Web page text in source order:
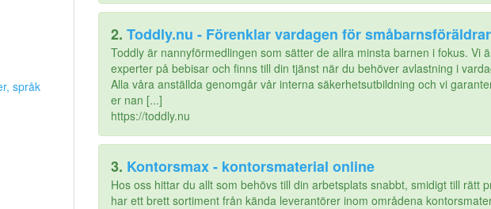
språk
2. Toddly.nu - Förenklar vardagen för småbarnsföräldrar
Toddly är nannyförmedlingen som sätter de allra minsta barnen i fokus. Vi
experter på bebisar och finns till din tjänst när du behöver avlastning i
Alla våra anställda genomgår vår interna säkerhetsutbildning och vi
er nan [...]
https://toddly.nu
3. Kontorsmax - kontorsmaterial online
Hos oss hittar du allt som behövs till din arbetsplats snabbt, smidigt till rätt
har ett brett sortiment från kända leverantörer inom områdena